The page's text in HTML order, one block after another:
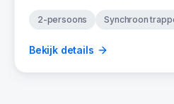
2-persoons Synchroon
Bekijk details